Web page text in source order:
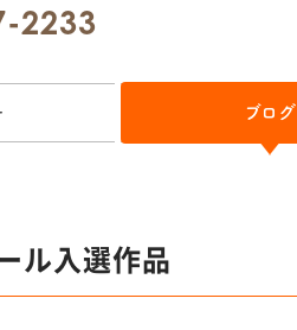
2233
ブログ
ル入選作品